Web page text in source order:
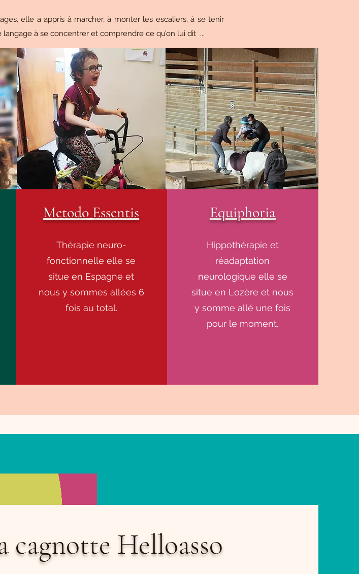
elle a appris à marcher, à monter les escaliers, à se tenir
à se concentrer et comprendre ce qu’on lui dit ...
Metodo Essentis
Thérapie neuro-
fonctionnelle elle se
situe en Espagne et
nous y sommes allées 6
fois au total.
Equiphoria
Hippothérapie et
réadaptation
neurologique elle se
situe en Lozère et nous
y somme allé une fois
pour le moment.
cagnotte Helloasso